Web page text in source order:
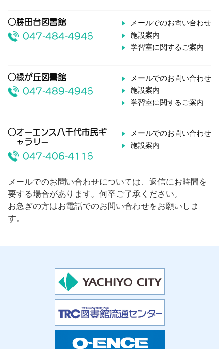
○勝田台図書館
047-484-4946
メールでのお問い合わせ
施設案内
学習室に関するご案内
○緑が丘図書館
047-489-4946
メールでのお問い合わせ
施設案内
学習室に関するご案内
○オーエンス八千代市民ギ
ャラリー
047-406-4116
メールでのお問い合わせ
施設案内
メールでのお問い合わせについては、返信にお時間を
要する場合があります。何卒ご了承ください。
お急ぎの方はお電話でのお問い合わせをお願いしま
す。